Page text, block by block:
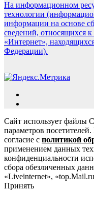
На информационном
технологии
информации на основе
сведений, относящихся к
«Интернет»,
Федерации).
Сайт использует файлы
параметров
согласие с политикой
применением данных
конфиденциальности
сбора обезличенных
«Liveinternet»,
Принять